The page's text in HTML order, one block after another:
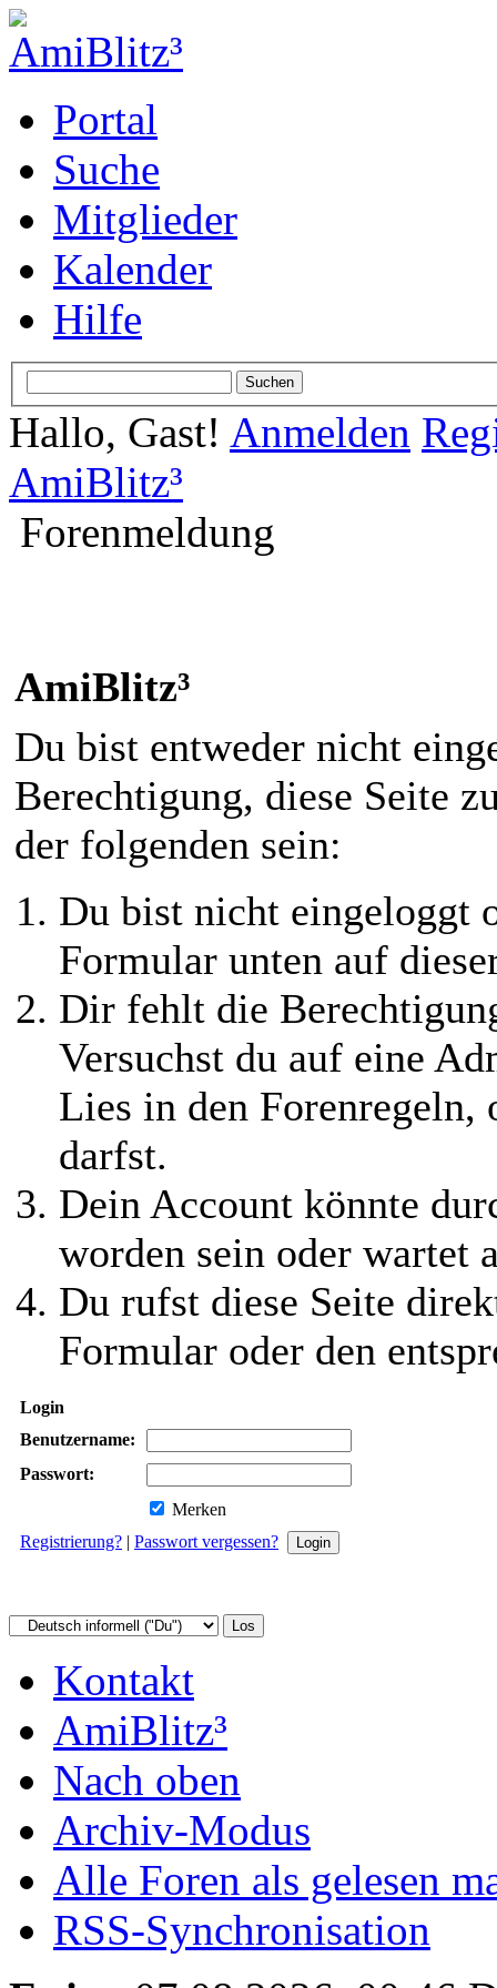
Portal
Suche
Mitglieder
Kalender
Hilfe
Hallo, Gast! Anmelden
AmiBlitz³
Forenmeldung
AmiBlitz³
Du bist entweder nicht
Berechtigung, diese Seite
der folgenden sein:
Du bist nicht eingeloggt
Formular unten auf
Dir fehlt die
Versuchst du auf eine
Lies in den Forenregeln,
darfst.
Dein Account könnte
worden sein oder wartet
Du rufst diese Seite
Formular oder den
Login
Benutzername:
Passwort:
Merken
Registrierung? | Passwort vergessen?
Kontakt
AmiBlitz³
Nach oben
Archiv-Modus
Alle Foren als gelesen
RSS-Synchronisation